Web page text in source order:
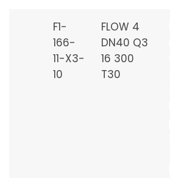
F1-
166-
11-X3-
10
FLOW 4
DN40 Q3
16 300
T30